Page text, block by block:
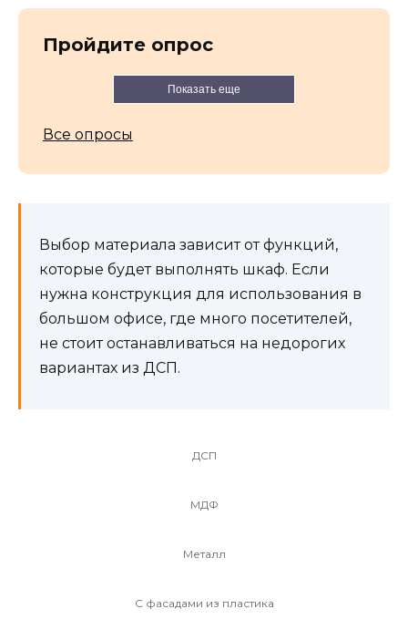
Пройдите опрос
Показать еще
Все опросы
Выбор материала зависит от функций,
которые будет выполнять шкаф. Если
нужна конструкция для использования в
большом офисе, где много посетителей,
не стоит останавливаться на недорогих
вариантах из ДСП.
ДСП
МДФ
Металл
С фасадами из пластика